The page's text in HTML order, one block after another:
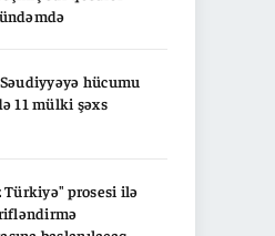
hücumu
11 mülki şəxs
Türkiyə" prosesi ilə